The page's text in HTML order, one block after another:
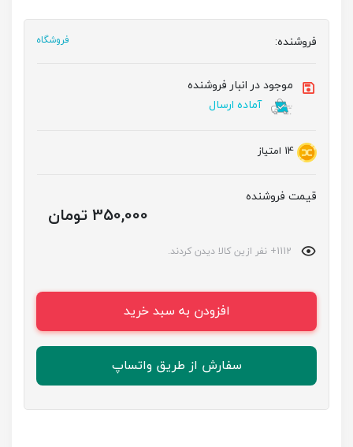
فروشنده: فروشگاه
موجود در انبار فروشنده
آماده ارسال
14 امتیاز
قیمت فروشنده
350,000 تومان
افزودن به سبد خرید
سفارش از طریق واتساپ